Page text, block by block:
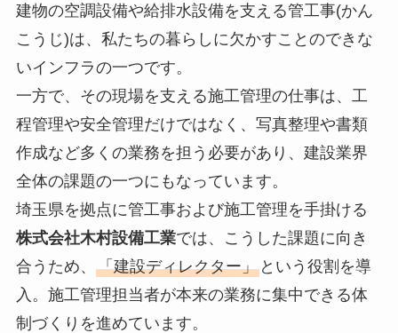
建物の空調設備や給排水設備を支える管工事(かん
こうじ)は、私たちの暮らしに欠かすことのできな
いインフラの一つです。
一方で、その現場を支える施工管理の仕事は、工
程管理や安全管理だけではなく、写真整理や書類
作成など多くの業務を担う必要があり、建設業界
全体の課題の一つにもなっています。
埼玉県を拠点に管工事および施工管理を手掛ける
株式会社木村設備工業では、こうした課題に向き
合うため、 「建設ディレクター」という役割を導
入。施工管理担当者が本来の業務に集中できる体
制づくりを進めています。